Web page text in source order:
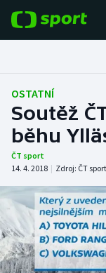
Fotbal
Hokej
Tenis
Atletika
Cyklistika
DALŠÍ SPORTY
OSTATNÍ
Soutěž
běhu
ČT sport
14. 4. 2018 | Zdroj: ČT sport